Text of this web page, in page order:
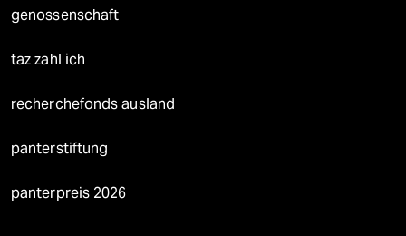
genossenschaft
taz zahl ich
recherchefonds ausland
panterstiftung
panterpreis 2026